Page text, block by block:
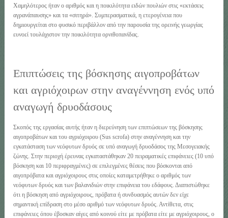
Χαμηλότερος ήταν ο αριθμός και η ποικιλότητα ειδών πουλιών στις «εκτάσεις
αγρανάπαυσης» και τα «σιτηρά». Συμπερασματικά, η ετερογένεια που
δημιουργείται στο φυσικό περιβάλλον από την παρουσία της ορεινής γεωργίας
ευνοεί τουλάχιστον την ποικιλότητα ορνιθοπανίδας.
Επιπτώσεις της βόσκησης αιγοπροβάτων
και αγριόχοιρων στην αναγέννηση ενός υπό
αναγωγή δρυοδάσους
Σκοπός της εργασίας αυτής ήταν η διερεύνηση των επιπτώσεων της βόσκησης
αιγοπροβάτων και του αγριόχοιρου (Sus scrofa) στην αναγέννηση και την
εγκατάσταση των νεόφυτων δρυός σε υπό αναγωγή δρυοδάσος της Μεσογειακής
ζώνης. Στην περιοχή έρευνας εγκαταστάθηκαν 20 πειραματικές επιφάνειες (10 υπό
βόσκηση και 10 περιφραγμένες) σε επιλεγμένες θέσεις που βόσκονται από
αιγοπρόβατα και αγριόχοιρους στις οποίες καταμετρήθηκε ο αριθμός των
νεόφυτων δρυός και των βαλανιδιών στην επιφάνεια του εδάφους. Διαπιστώθηκε
ότι η βόσκηση από αγριόχοιρους, πρόβατα ή συνδυασμός αυτών δεν είχε
σημαντική επίδραση στο μέσο αριθμό των νεόφυτων δρυός. Αντίθετα, στις
επιφάνειες όπου έβοσκαν αίγες από κοινού είτε με πρόβατα είτε με αγριόχοιρους, ο